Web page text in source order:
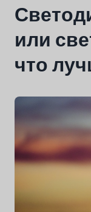
или
что